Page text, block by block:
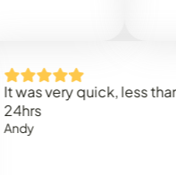
very quick, less than